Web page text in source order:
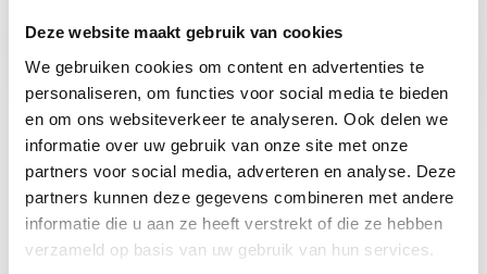
Deze website maakt gebruik van cookies
We gebruiken cookies om content en advertenties te
personaliseren, om functies voor social media te bieden
en om ons websiteverkeer te analyseren. Ook delen we
informatie over uw gebruik van onze site met onze
partners voor social media, adverteren en analyse. Deze
partners kunnen deze gegevens combineren met andere
informatie die u aan ze heeft verstrekt of die ze hebben
verzameld op basis van uw gebruik van hun services.
Ninjatraining
(enkel zaterdag)
De practicals
De Obstacle Run & Ninja trainingen zijn er voor
alle Ninja's vanaf 9 jaar. De trainingen zijn er